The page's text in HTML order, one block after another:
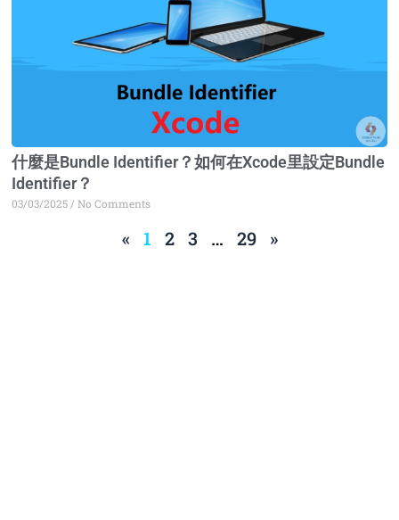
什麼是Bundle Identifier？如何在Xcode里設定Bundle
Identifier？
03/03/2025 No Comments
« 1 2 3 … 29 »